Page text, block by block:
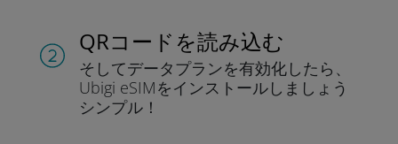
QRコードを読み込む
そしてデータプランを有効化したら、
Ubigi eSIMをインストールしま しょう
シンプル！